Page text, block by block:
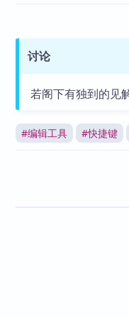
讨论
若阁下有独到的见
#编辑工具 #快捷键